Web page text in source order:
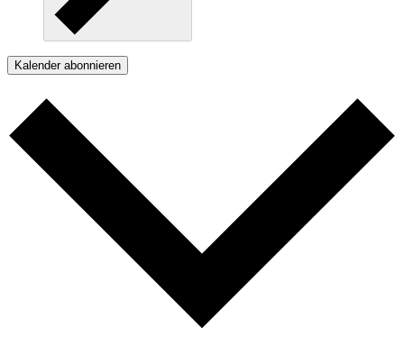
Kalender abonnieren